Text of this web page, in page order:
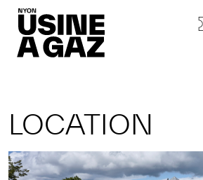
LOCATION